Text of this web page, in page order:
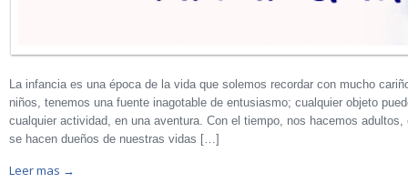
La infancia es una época de la vida que solemos recordar con mucho
niños, tenemos una fuente inagotable de entusiasmo; cualquier objeto
cualquier actividad, en una aventura. Con el tiempo, nos hacemos
se hacen dueños de nuestras vidas […]
Leer mas →